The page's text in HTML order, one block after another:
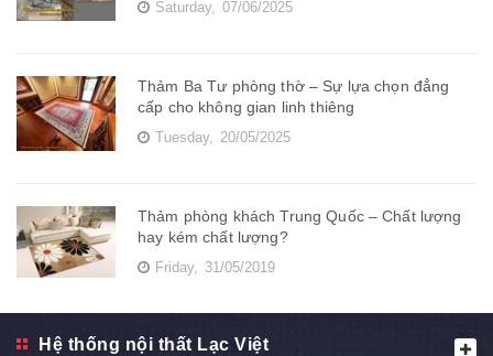
Saturday, 07/06/2025
Thảm Ba Tư phòng thờ – Sự lựa chọn đẳng
cấp cho không gian linh thiêng
Tuesday, 20/05/2025
Thảm phòng khách Trung Quốc – Chất lượng
hay kém chất lượng?
Friday, 31/05/2019
Hệ thống nội thất Lạc Việt